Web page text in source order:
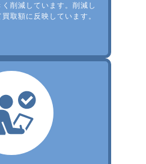
削減しています。削減し
取額に反映しています。